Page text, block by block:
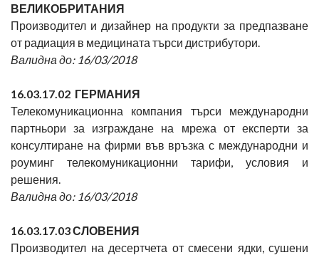
ВЕЛИКОБРИТАНИЯ
Производител и дизайнер на продукти за предпазване
от радиация в медицината търси дистрибутори.
Валидна до: 16/03/2018
16.03.17.02 ГЕРМАНИЯ
Телекомуникационна компания търси международни
партньори за изграждане на мрежа от експерти за
консултиране на фирми във връзка с международни и
роуминг телекомуникационни тарифи, условия и
решения.
Валидна до: 16/03/2018
16.03.17.03СЛОВЕНИЯ
Производител на десертчета от смесени ядки, сушени